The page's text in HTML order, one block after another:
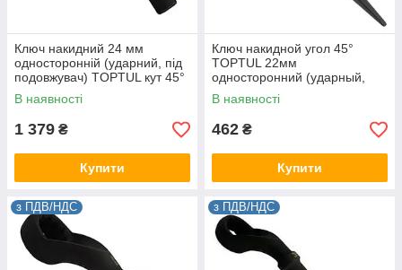
Ключ накидний 24 мм
односторонній (ударний, під
подовжувач) TOPTUL кут 45°
AAAV2424
В наявності
1 379 ₴
Купити
Ключ накидной угол 45°
TOPTUL 22мм
односторонний (ударный,
под трубу) AAAS2222
В наявності
462 ₴
Купити
з ПДВ/НДС з ПДВ/НДС